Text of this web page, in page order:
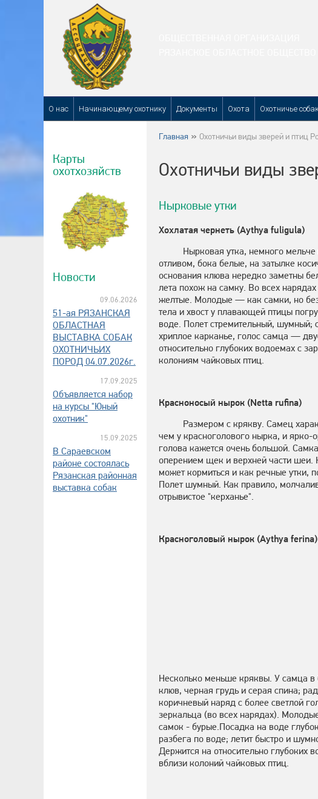
О нас Начинающему охотнику Документы Охота Охотничье
Карты
охотхозяйств
Новости
09.06.2026
51-ая РЯЗАНСКАЯ
ОБЛАСТНАЯ
ВЫСТАВКА СОБАК
ОХОТНИЧЬИХ
ПОРОД 04.07.2026г.
17.09.2025
Объявляется набор
на курсы "Юный
охотник"
15.09.2025
В Сараевском
районе состоялась
Рязанская районная
выставка собак
Главная Охотничьи виды зверей и птиц
Охотничьи виды
Нырковые утки
Хохлатая чернеть (Aythya fuligula)
Нырковая утка, немного
отливом, бока белые, на затылке
основания клюва нередко заметны
лета похож на самку. Во всех
желтые. Молодые — как самки, но без
тела и хвост у плавающей птицы
воде. Полет стремительный, шумный;
хриплое карканье, голос самца —
относительно глубоких водоемах с
колониям чайковых птиц.
Красноносый нырок (Netta rufina)
Размером с крякву. Самец
чем у красноголового нырка, и
голова кажется очень большой.
оперением щек и верхней части шеи.
может кормиться и как речные утки,
Полет шумный. Как правило,
отрывистое "керханье".
Красноголовый нырок (Aythya ferina)
Несколько меньше кряквы. У самца в
клюв, черная грудь и серая спина;
коричневый наряд с более светлой
зеркальца (во всех нарядах).
самок - бурые.Посадка на воде
разбега по воде; летит быстро и
Держится на относительно глубоких
вблизи колоний чайковых птиц.